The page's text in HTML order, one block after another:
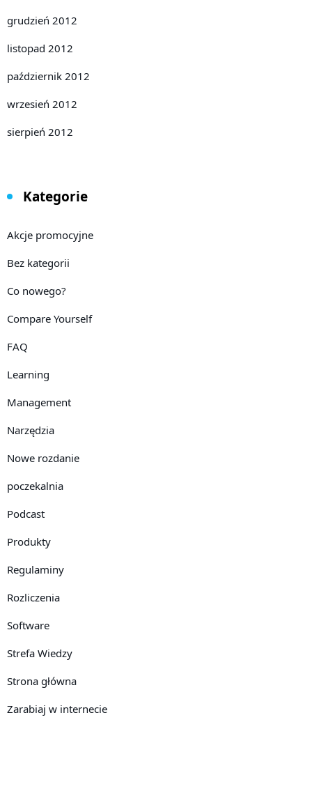
grudzień 2012
listopad 2012
październik 2012
wrzesień 2012
sierpień 2012
Kategorie
Akcje promocyjne
Bez kategorii
Co nowego?
Compare Yourself
FAQ
Learning
Management
Narzędzia
Nowe rozdanie
poczekalnia
Podcast
Produkty
Regulaminy
Rozliczenia
Software
Strefa Wiedzy
Strona główna
Zarabiaj w internecie